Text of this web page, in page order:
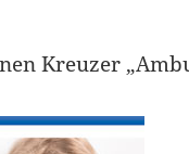
Kreuzer